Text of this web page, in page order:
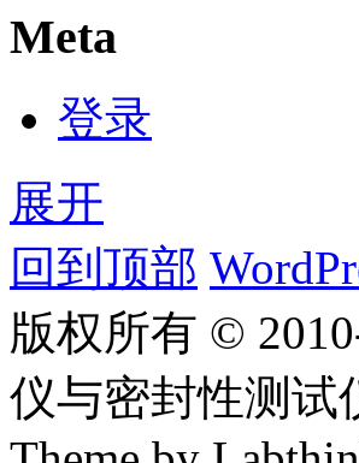
Meta
登录
展开
回到顶部
版权所有 ©
仪与密封性测